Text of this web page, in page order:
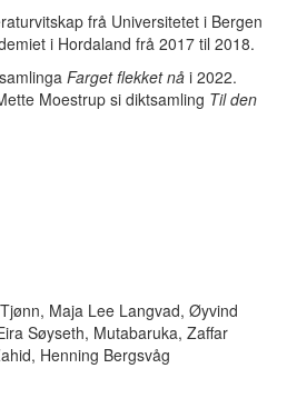
frå Universitetet i Bergen
i Hordaland frå 2017 til 2018.
Farget flekket nå i 2022.
Moestrup si diktsamling Til den
Maja Lee Langvad, Øyvind
Søyseth, Mutabaruka, Zaffar
Henning Bergsvåg